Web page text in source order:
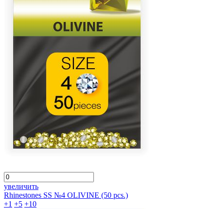
увеличить
Rhinestones SS №4 OLIVINE (50 pcs.)
+1 +5 +10